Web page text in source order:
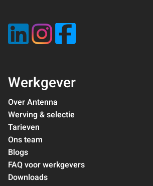
Werkgever
Over Antenna
Werving & selectie
Tarieven
Ons team
Blogs
FAQ voor werkgevers
Downloads